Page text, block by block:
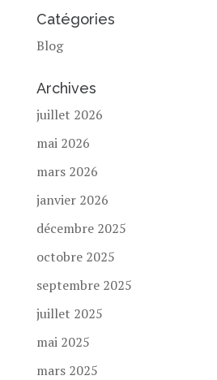
Catégories
Blog
Archives
juillet 2026
mai 2026
mars 2026
janvier 2026
décembre 2025
octobre 2025
septembre 2025
juillet 2025
mai 2025
mars 2025